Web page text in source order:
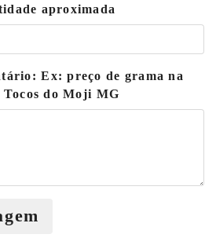
aproximada
Ex: preço de grama na
Tocos do Moji MG